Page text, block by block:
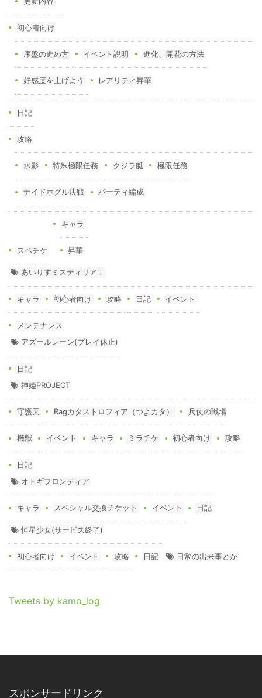
初心者向け
序盤の進め方 イベント説明 進化、開花の方法
好感度を上げよう レアリティ昇華
日記
攻略
水影 特殊極限任務 クジラ艇 極限任務
ナイドホグル決戦 パーティ編成
スペチケ
キャラ
昇華
あいりすミスティリア！
キャラ 初心者向け 攻略 日記 イベント
メンテナンス
アズールレーン(プレイ休止)
日記
神姫PROJECT
守護天 Ragカタストロフィア（つよカタ） 兵仗の戦場
機獣 イベント キャラ ミラチケ 初心者向け 攻略
日記
オトギフロンティア
キャラ スペシャル交換チケット イベント 日記
恒星少女(サービス終了)
初心者向け イベント 攻略 日記 日常の出来事とか
Tweets by kamo_log
スポンサードリンク